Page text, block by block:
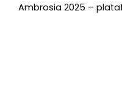
Ambrosia 2025 –